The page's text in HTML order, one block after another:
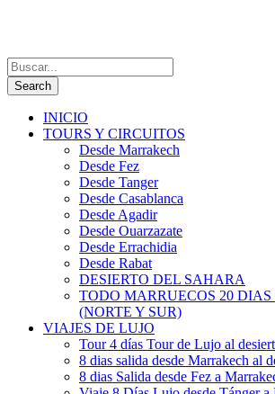
INICIO
TOURS Y CIRCUITOS
Desde Marrakech
Desde Fez
Desde Tanger
Desde Casablanca
Desde Agadir
Desde Ouarzazate
Desde Errachidia
Desde Rabat
DESIERTO DEL SAHARA
TODO MARRUECOS 20 DIAS
(NORTE Y SUR)
VIAJES DE LUJO
Tour 4 días Tour de Lujo al
8 dias salida desde Marrakech al
8 dias Salida desde Fez a